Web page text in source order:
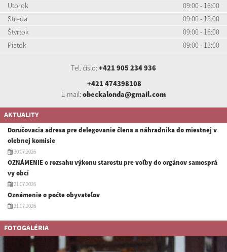
Utorok
09:00 - 16:00
Streda
09:00 - 15:00
Štvrtok
09:00 - 16:00
Piatok
09:00 - 13:00
Tel. číslo: +421 905 234 936
+421 474398108
E-mail: obeckalonda@gmail.com
AKTUALITY
Doručovacia adresa pre delegovanie člena a náhradnika do miestnej v
olebnej komisie
30.07.2026
OZNÁMENIE o rozsahu výkonu starostu pre voľby do orgánov samosprá
vy obcí
21.07.2026
Oznámenie o počte obyvateľov
21.07.2026
FOTOGALÉRIA